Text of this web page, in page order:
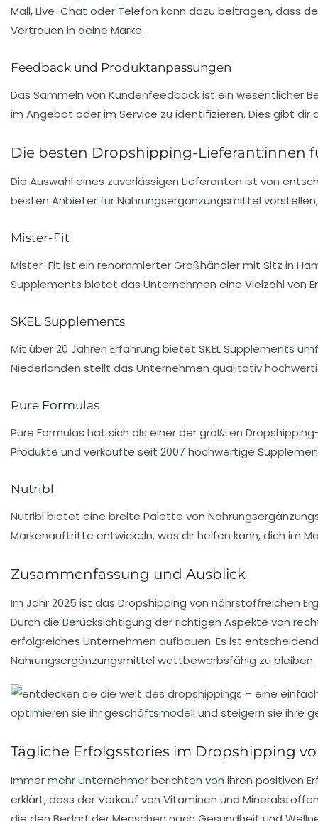
Mail, Live-Chat oder Telefon kann dazu beitragen, dass
Vertrauen in deine Marke.
Feedback und Produktanpassungen
Das Sammeln von Kundenfeedbackist ein wesentlicher
im Angebot oder im Service zu identifizieren. Dies gibt
Die besten Dropshipping-Lieferant:innen
Die Auswahl eines zuverlässigen Lieferanten ist von
besten Anbieter für Nahrungsergänzungsmittel
Mister-Fit
Mister-Fit ist ein renommierter Großhändler mit Sitz in
Supplements bietet das Unternehmen eine Vielzahl von
SKEL Supplements
Mit über 20 Jahren Erfahrung bietet SKEL Supplements
Niederlanden stellt das Unternehmen qualitativ
Pure Formulas
Pure Formulas hat sich als einer der größten
Produkte und verkaufte seit 2007 hochwertige
Nutribl
Nutribl bietet eine breite Palette von
Markenauftritte entwickeln, was dir helfen kann, dich im
Zusammenfassung und Ausblick
Im Jahr 2025 ist das Dropshipping von nährstoffreichen
Durch die Berücksichtigung der richtigen Aspekte von
erfolgreiches Unternehmen aufbauen. Es ist
Nahrungsergänzungsmittel wettbewerbsfähig zu bleiben.
Tägliche Erfolgsstories im Dropshipping
Immer mehr Unternehmer berichten von ihren positiven
erklärt, dass derVerkauf von Vitaminen und